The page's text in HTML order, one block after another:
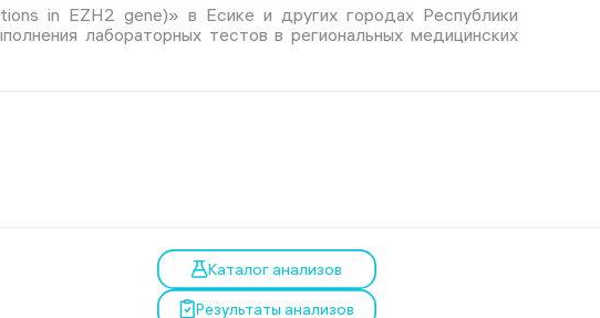
in EZH2 gene)» в Есике и других городах Республики
лабораторных тестов в региональных медицинских
Каталог анализов
Результаты анализов